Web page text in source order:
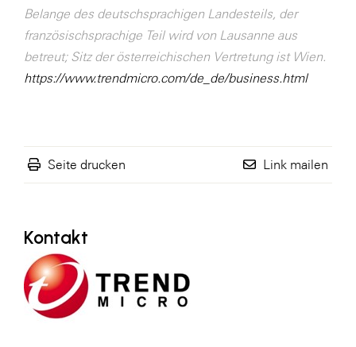
Belange des deutschsprachigen Landesteils, der
französischsprachige Teil wird von Lausanne aus
betreut; Sitz der österreichischen Vertretung ist Wien.
https://www.trendmicro.com/de_de/business.html
Seite drucken Link mailen
Kontakt